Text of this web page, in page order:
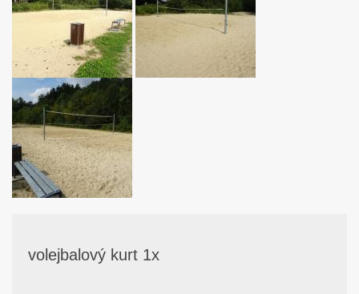
volejbalový kurt 1x